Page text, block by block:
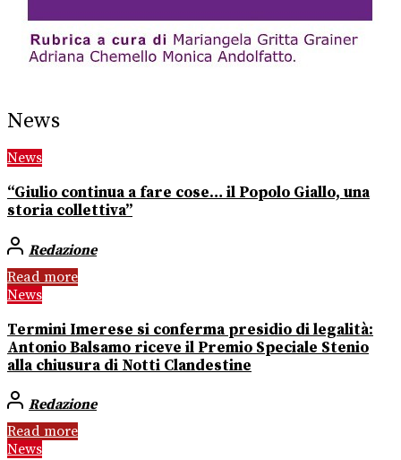
News
News
“Giulio continua a fare cose… il Popolo Giallo, una
storia collettiva”
Redazione
Read more
News
Termini Imerese si conferma presidio di legalità:
Antonio Balsamo riceve il Premio Speciale Stenio
alla chiusura di Notti Clandestine
Redazione
Read more
News